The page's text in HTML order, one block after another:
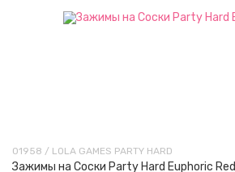
01958 / LOLA GAMES PARTY HARD
Зажимы на Cоски Party Hard Euphoric Red